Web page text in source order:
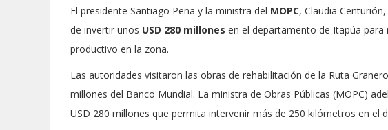
El presidente Santiago Peña y la ministra del MOPC, Claudia
de invertir unos USD 280 millones en el departamento de Itapúa
productivo en la zona.
Las autoridades visitaron las obras de rehabilitación de la Ruta
millones del Banco Mundial. La ministra de Obras Públicas (MOPC)
USD 280 millones que permita intervenir más de 250 kilómetros en el